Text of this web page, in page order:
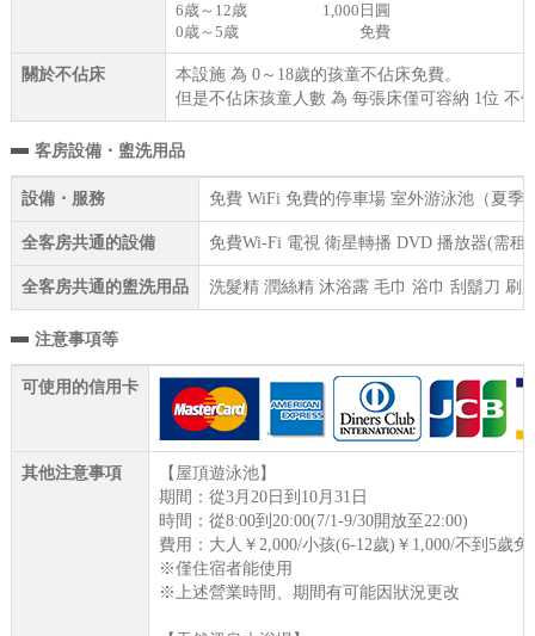
6歳～12歳
1,000日圓
0歳～5歳
免費
關於不佔床
本設施 為 0～18歲的孩童不佔床免費。
但是不佔床孩童人數 為 每張床僅可容納 1位 不
客房設備・盥洗用品
設備・服務 免費 WiFi 免費的停車場 室外游泳池（夏
全客房共通的設備 免費Wi-Fi 電視 衛星轉播 DVD 播放器(需
全客房共通的盥洗用品 洗髮精 潤絲精 沐浴露 毛巾 浴巾 刮鬍刀 刷
注意事項等
可使用的信用卡
其他注意事項
【屋頂遊泳池】
期間：從3月20日到10月31日
時間：從8:00到20:00(7/1-9/30開放至22:00)
費用：大人￥2,000/小孩(6-12歲)￥1,000/不到5歲免
※僅住宿者能使用
※上述營業時間、期間有可能因狀況更改